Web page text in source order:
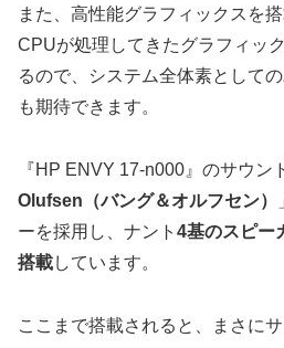
また、高性能グラフィックスを
CPUが処理してきたグラフィッ
るので、システム全体素として
も期待できます。
『HP ENVY 17-n000』のサウン
Olufsen（バング＆オルフセン）
ーを採用し、ナント 4基のスピー
搭載しています。
ここまで搭載されると、まさに